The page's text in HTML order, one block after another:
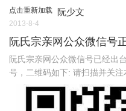
点击重新加载 阮少文
2013-8-4
阮氏宗亲网公众微信号
阮氏宗亲网公众微信号已经出
号，二维码如下: 请扫描并关注